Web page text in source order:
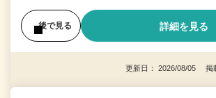
後で見る 詳細を見る
更新日： 2026/08/05 掲